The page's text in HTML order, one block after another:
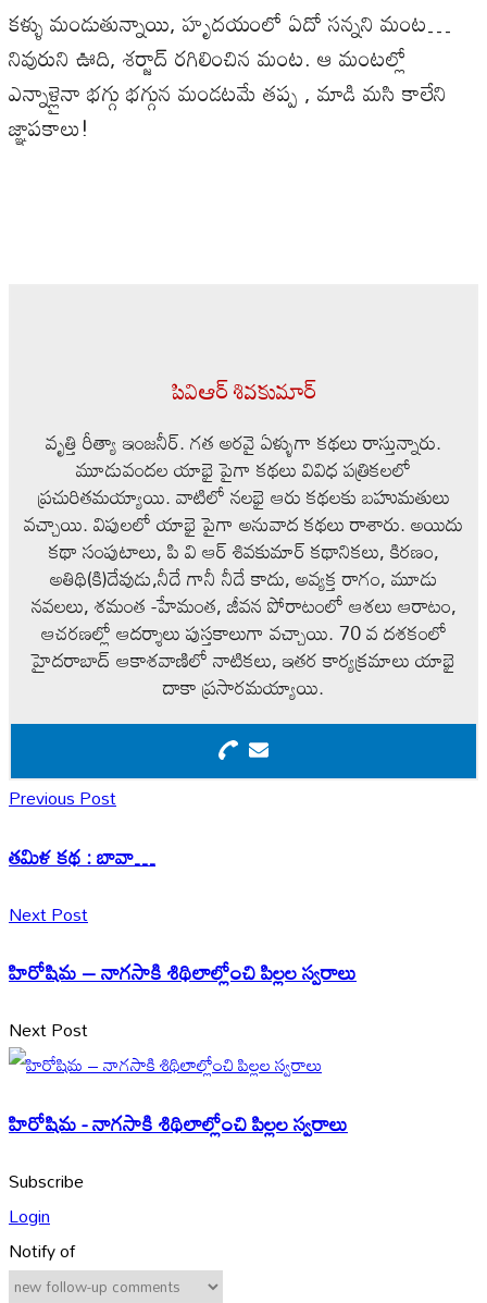
కళ్ళు మండుతున్నాయి, హృదయంలో ఏదో సన్నని మంట…
నివురుని ఊది, శర్జాద్ రగిలించిన మంట. ఆ మంటల్లో
ఎన్నాళ్లైనా భగ్గు భగ్గున మండటమే తప్ప , మాడి మసి కాలేని
జ్ఞాపకాలు!
పివిఆర్ శివకుమార్
వృత్తి రీత్యా ఇంజనీర్. గత అరవై ఏళ్ళుగా కథలు రాస్తున్నారు.
మూడువందల యాభై పైగా కథలు వివిధ పత్రికలలో
ప్రచురితమయ్యాయి. వాటిలో నలభై ఆరు కథలకు బహుమతులు
వచ్చాయి. విపులలో యాభై పైగా అనువాద కథలు రాశారు. అయిదు
కథా సంపుటాలు, పి వి ఆర్ శివకుమార్ కథానికలు, కిరణం,
అతిథి(కి)దేవుడు,నీదే గానీ నీదే కాదు, అవ్యక్త రాగం, మూడు
నవలలు, శమంత -హేమంత, జీవన పోరాటంలో ఆశలు ఆరాటం,
ఆచరణల్లో ఆదర్శాలు పుస్తకాలుగా వచ్చాయి. 70 వ దశకంలో
హైదరాబాద్ ఆకాశవాణిలో నాటికలు, ఇతర కార్యక్రమాలు యాభై
దాకా ప్రసారమయ్యాయి.
Previous Post
తమిళ కథ : బావా…
Next Post
హిరోషిమ – నాగసాకి శిథిలాల్లోంచి పిల్లల స్వరాలు
Next Post
హిరోషిమ - నాగసాకి శిథిలాల్లోంచి పిల్లల స్వరాలు
Subscribe
Login
Notify of